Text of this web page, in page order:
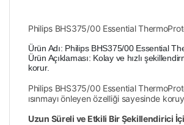
Philips BHS375/00 Essential
Ürün Adı: Philips BHS375/00 Essential
Ürün Açıklaması: Kolay ve hızlı
korur.
Philips BHS375/00 Essential
ısınmayı önleyen özelliği sayesinde
Uzun Süreli ve Etkili Bir Şekillendirici